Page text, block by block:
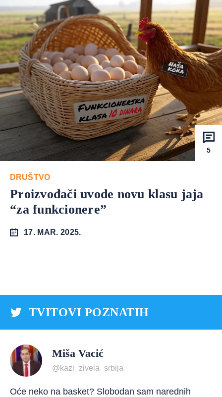
5
DRUŠTVO
Proizvođači uvode novu klasu jaja
“za funkcionere”
17. MAR. 2025.
TVITOVI POZNATIH
Miša Vacić
@kazi_zivela_srbija
Oće neko na basket? Slobodan sam narednih